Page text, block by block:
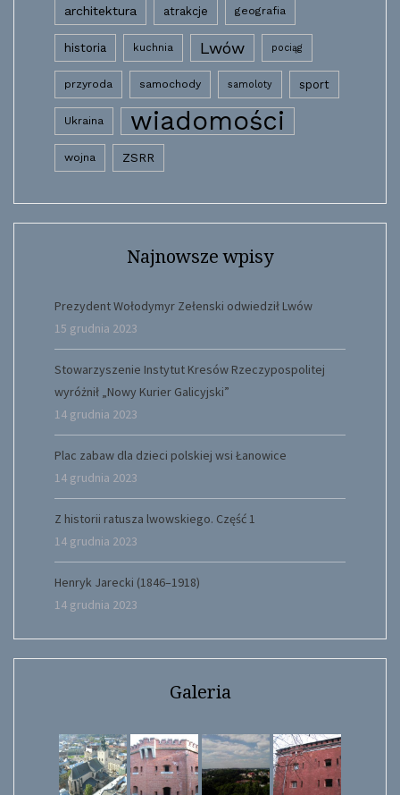
architektura atrakcje geografia
historia kuchnia Lwów pociąg
przyroda samochody samoloty sport
Ukraina wiadomości
wojna ZSRR
Najnowsze wpisy
Prezydent Wołodymyr Zełenski odwiedził Lwów
15 grudnia 2023
Stowarzyszenie Instytut Kresów Rzeczypospolitej
wyróżnił „Nowy Kurier Galicyjski”
14 grudnia 2023
Plac zabaw dla dzieci polskiej wsi Łanowice
14 grudnia 2023
Z historii ratusza lwowskiego. Część 1
14 grudnia 2023
Henryk Jarecki (1846–1918)
14 grudnia 2023
Galeria